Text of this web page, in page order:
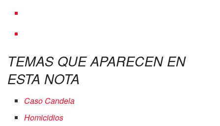
TEMAS QUE APARECEN EN
ESTA NOTA
Caso Candela
Homicidios